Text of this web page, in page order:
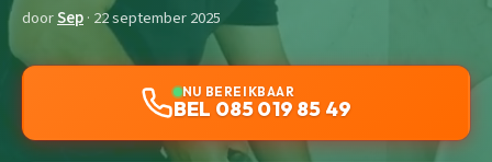
doorSep· 22 september 2025
NU BEREIKBAAR
BEL 085 019 85 49